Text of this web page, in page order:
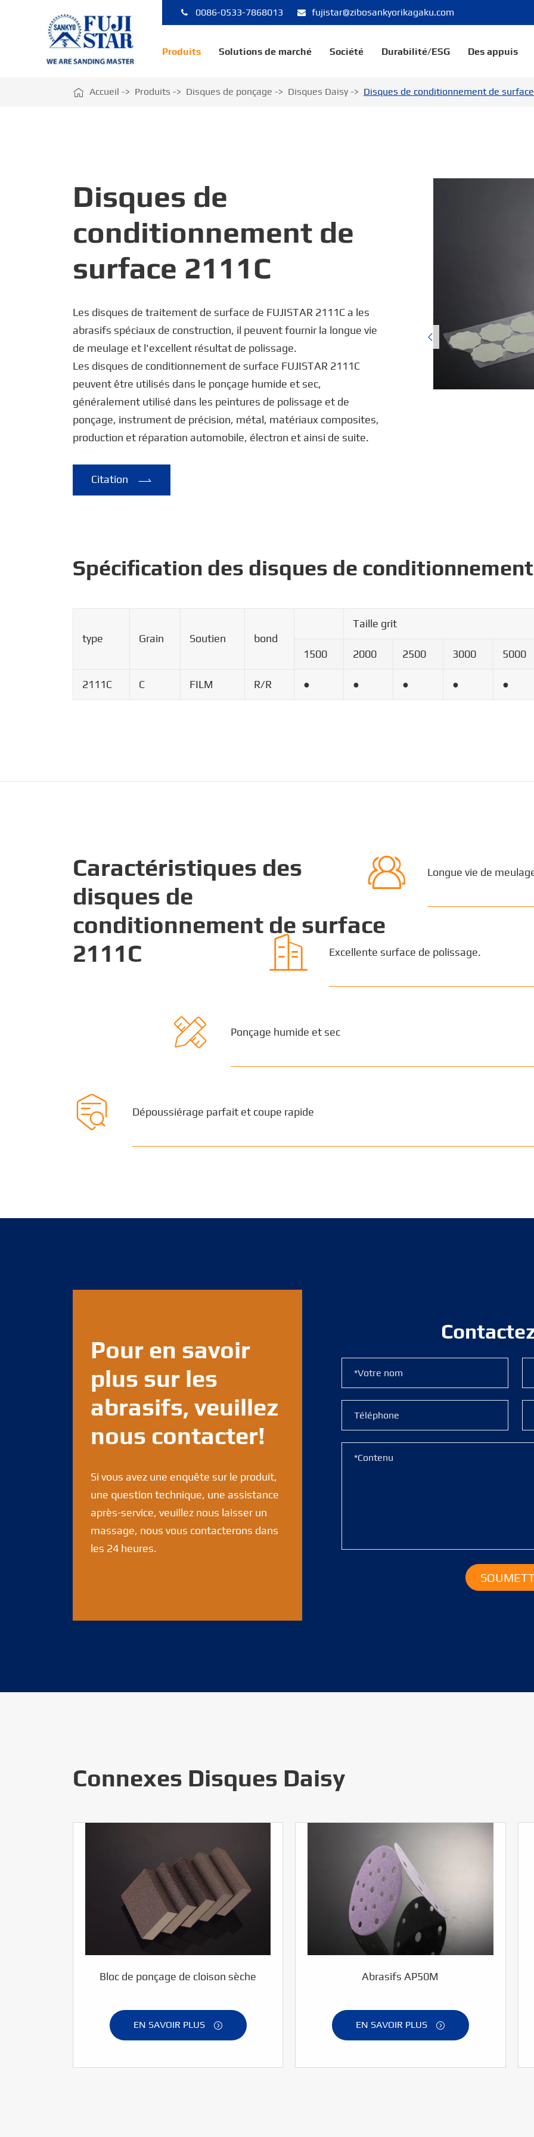
0086-0533-7868013 fujistar@zibosankyorikagaku.com
Produits Solutions de marché Société Durabilité/ESG Des appuis
 Accueil Produits Disques de ponçage Disques Daisy Disques de conditionnement de
Disques de
conditionnement de
surface 2111C
Les disques de traitement de surface de FUJISTAR 2111C a les
abrasifs spéciaux de construction, il peuvent fournir la longue vie
de meulage et l'excellent résultat de polissage.
Les disques de conditionnement de surface FUJISTAR 2111C
peuvent être utilisés dans le ponçage humide et sec,
généralement utilisé dans les peintures de polissage et de
ponçage, instrument de précision, métal, matériaux composites,
production et réparation automobile, électron et ainsi de suite.
Citation 

Spécification des disques de
type Grain Soutien bond
Taille grit
1500 2000 2500 3000 5000
2111C C FILM R/R ● ● ● ● ●
Caractéristiques des
disques de
conditionnement de surface
2111C
 Longue vie de
 Excellente surface de polissage.
 Ponçage humide et sec
 Dépoussiérage parfait et coupe rapide
Pour en savoir
plus sur les
abrasifs, veuillez
nous contacter!
Si vous avez une enquête sur le produit,
une question technique, une assistance
après-service, veuillez nous laisser un
massage, nous vous contacterons dans
les 24 heures.
Connexes Disques Daisy
Bloc de ponçage de cloison sèche
EN SAVOIR PLUS 
Abrasifs AP50M
EN SAVOIR PLUS 